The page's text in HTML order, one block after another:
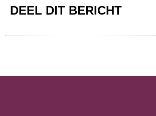
DEEL DIT BERICHT